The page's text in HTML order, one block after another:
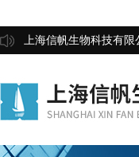
上海信帆生物科技有限